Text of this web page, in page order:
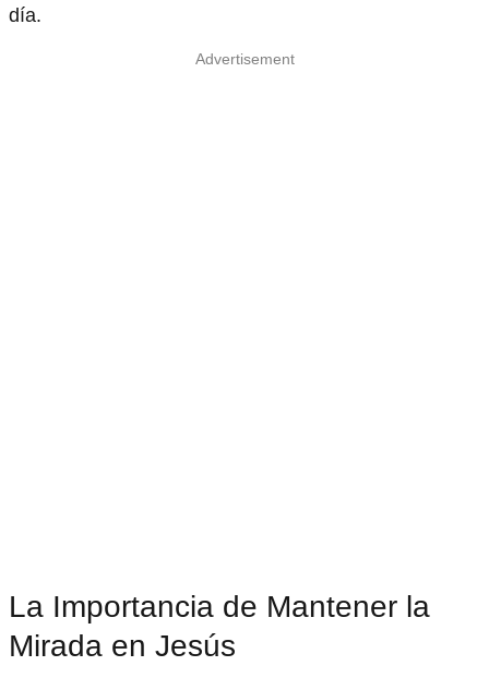
día.
Advertisement
La Importancia de Mantener la
Mirada en Jesús